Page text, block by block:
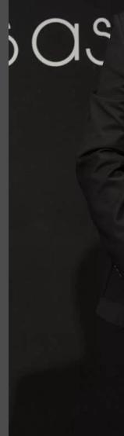
Una gran fiesta
pasar una tarde
monólogos
Juan Junoy,
Morales y varios
El 100% del
destinado a la
que lucha por